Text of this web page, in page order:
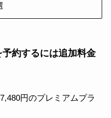
約するには追加料金
円のプレミアムプラ